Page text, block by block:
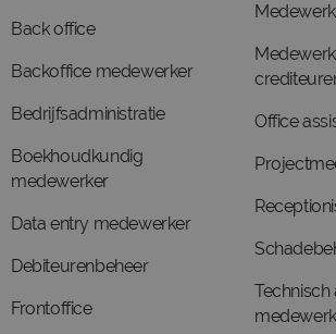
Back office
Backoffice medewerker
Bedrijfsadministratie
Boekhoudkundig
medewerker
Data entry medewerker
Debiteurenbeheer
Frontoffice
Office
Technisch